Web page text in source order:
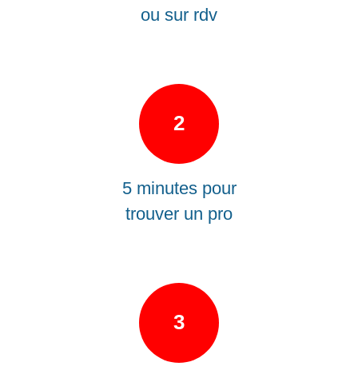
ou sur rdv
2
5 minutes pour
trouver un pro
3